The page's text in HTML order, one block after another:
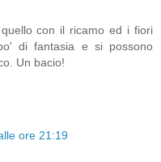
con il ricamo ed i fiori
di fantasia e si possono
Un bacio!
ore 21:19